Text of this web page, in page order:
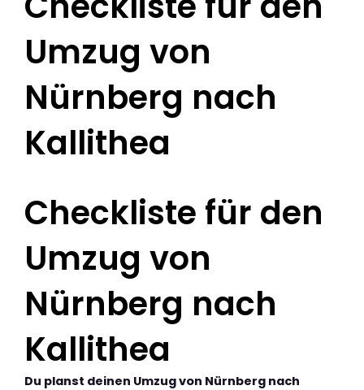
Umzug von
Nürnberg nach
Kallithea
Checkliste für den
Umzug von
Nürnberg nach
Kallithea
Du planst deinen Umzug von Nürnberg nach